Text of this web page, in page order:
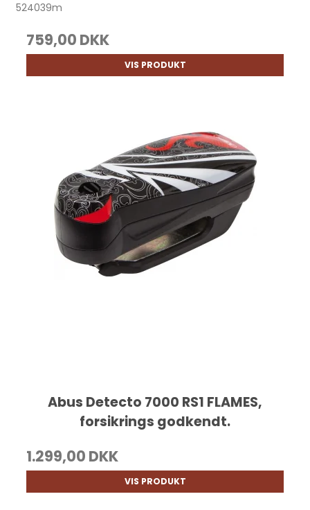
524039m
759,00 DKK
VIS PRODUKT
Abus Detecto 7000 RS1 FLAMES,
forsikrings godkendt.
1.299,00 DKK
VIS PRODUKT